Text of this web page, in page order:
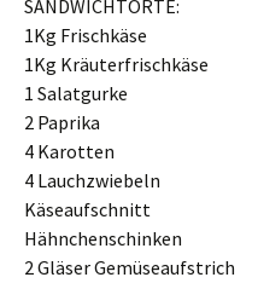
SANDWICHTORTE:
1Kg Frischkäse
1Kg Kräuterfrischkäse
1 Salatgurke
2 Paprika
4 Karotten
4 Lauchzwiebeln
Käseaufschnitt
Hähnchenschinken
2 Gläser Gemüseaufstrich